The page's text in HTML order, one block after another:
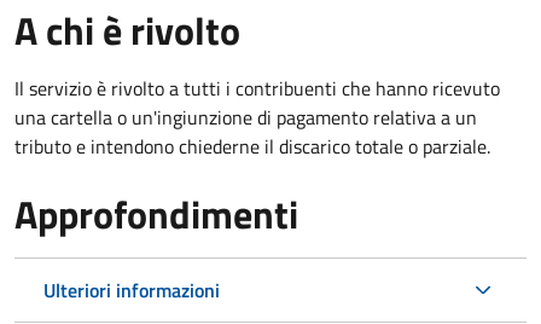
A chi è rivolto
Il servizio è rivolto a tutti i contribuenti che hanno ricevuto
una cartella o un'ingiunzione di pagamento relativa a un
tributo e intendono chiederne il discarico totale o parziale.
Approfondimenti
Ulteriori informazioni